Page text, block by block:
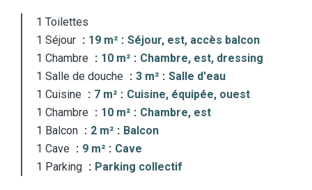
1 Toilettes
1 Séjour
19 m²
Séjour, est, accès balcon
1 Chambre
10 m²
Chambre, est, dressing
1 Salle de douche
3 m²
Salle d'eau
1 Cuisine
7 m²
Cuisine, équipée, ouest
1 Chambre
10 m²
Chambre, est
1 Balcon
2 m²
Balcon
1 Cave
9 m²
Cave
1 Parking
Parking collectif